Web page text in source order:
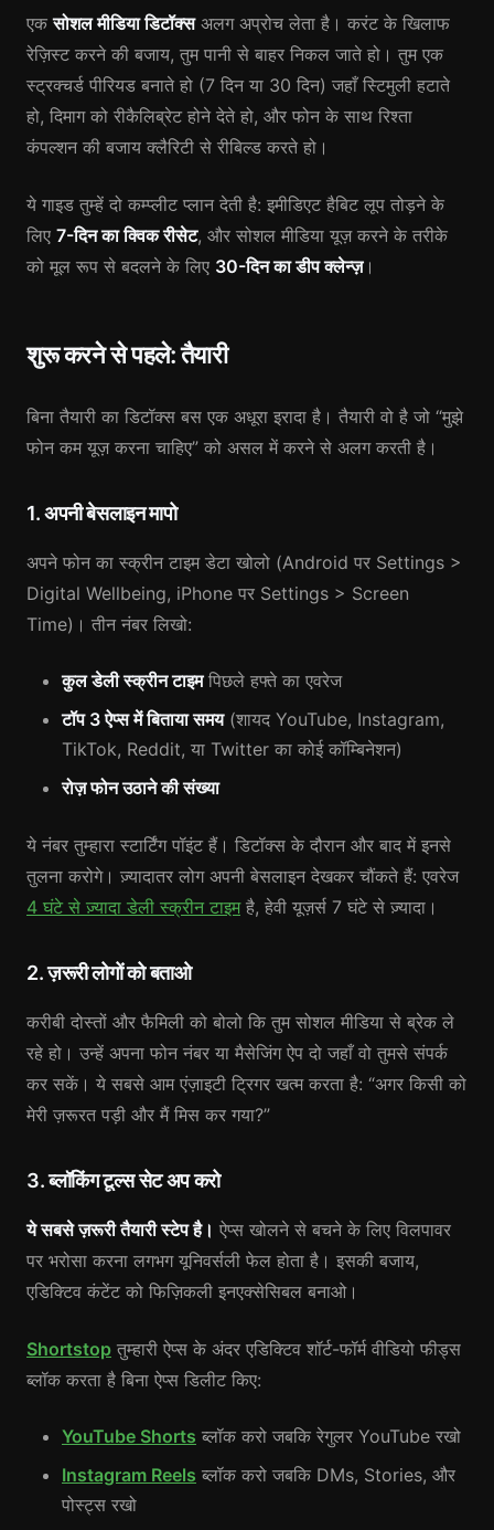
एकसोशल मीडिया डिटॉक्सअलग अप्रोच लेता है। करंट के खिलाफ
रेज़िस्ट करने की बजाय, तुम पानी से बाहर निकल जाते हो। तुम एक
स्ट्रक्चर्ड पीरियड बनाते हो (7 दिन या 30 दिन) जहाँ स्टिमुली हटाते
हो, दिमाग को रीकैलिब्रेट होने देते हो, और फोन के साथ रिश्ता
कंपल्शन की बजाय क्लैरिटी से रीबिल्ड करते हो।
ये गाइड तुम्हें दो कम्प्लीट प्लान देती है: इमीडिएट हैबिट लूप तोड़ने के
लिए 7-दिन का क्विक रीसेट, और सोशल मीडिया यूज़ करने के तरीके
को मूल रूप से बदलने के लिए 30-दिन का डीप क्लेन्ज़।
शुरू करने से पहले: तैयारी
बिना तैयारी का डिटॉक्स बस एक अधूरा इरादा है। तैयारी वो है जो “मुझे
फोन कम यूज़ करना चाहिए” को असल में करने से अलग करती है।
1. अपनी बेसलाइन मापो
अपने फोन का स्क्रीन टाइम डेटा खोलो (Android पर Settings >
Digital Wellbeing, iPhone पर Settings > Screen
Time)। तीन नंबर लिखो:
कुल डेली स्क्रीन टाइमपिछले हफ्ते का एवरेज
टॉप 3 ऐप्स में बिताया समय(शायद YouTube, Instagram,
TikTok, Reddit, या Twitter का कोई कॉम्बिनेशन)
रोज़ फोन उठाने की संख्या
ये नंबर तुम्हारा स्टार्टिंग पॉइंट हैं। डिटॉक्स के दौरान और बाद में इनसे
तुलना करोगे। ज़्यादातर लोग अपनी बेसलाइन देखकर चौंकते हैं: एवरेज
4 घंटे से ज़्यादा डेली स्क्रीन टाइमहै, हेवी यूज़र्स 7 घंटे से ज़्यादा।
2. ज़रूरी लोगों को बताओ
करीबी दोस्तों और फैमिली को बोलो कि तुम सोशल मीडिया से ब्रेक ले
रहे हो। उन्हें अपना फोन नंबर या मैसेजिंग ऐप दो जहाँ वो तुमसे संपर्क
कर सकें। ये सबसे आम एंज़ाइटी ट्रिगर खत्म करता है: “अगर किसी को
मेरी ज़रूरत पड़ी और मैं मिस कर गया?”
3. ब्लॉकिंग टूल्स सेट अप करो
ये सबसे ज़रूरी तैयारी स्टेप है। ऐप्स खोलने से बचने के लिए विलपावर
पर भरोसा करना लगभग यूनिवर्सली फेल होता है। इसकी बजाय,
एडिक्टिव कंटेंट को फिज़िकली इनएक्सेसिबल बनाओ।
Shortstop तुम्हारी ऐप्स के अंदर एडिक्टिव शॉर्ट-फॉर्म वीडियो फीड्स
ब्लॉक करता है बिना ऐप्स डिलीट किए:
YouTube Shorts ब्लॉक करो जबकि रेगुलर YouTube रखो
Instagram Reels ब्लॉक करो जबकि DMs, Stories, और
पोस्ट्स रखो